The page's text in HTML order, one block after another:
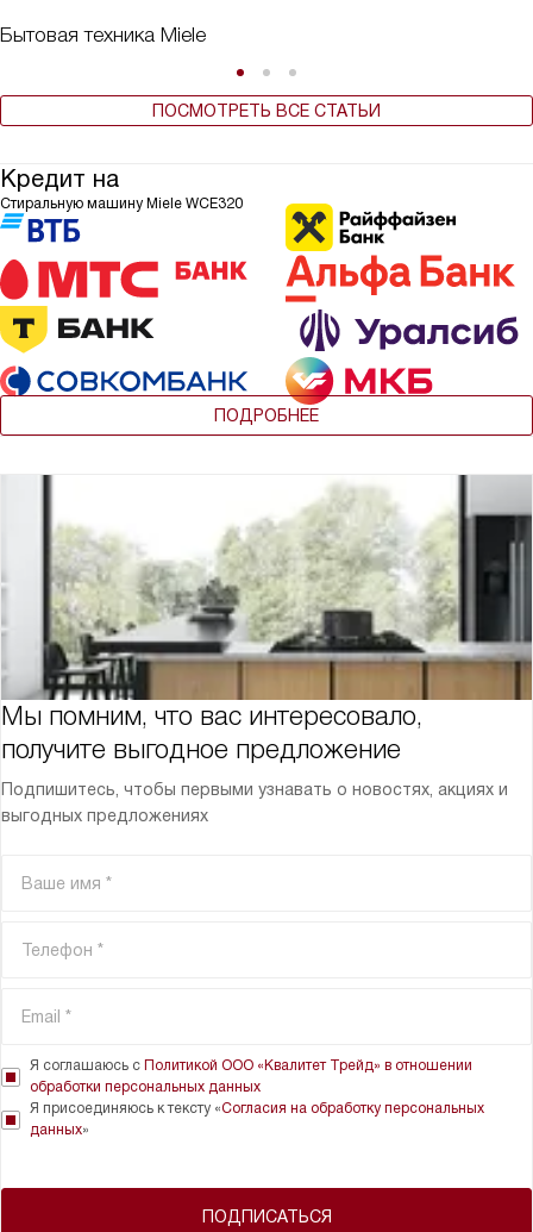
Бытовая техника Miele
ПОСМОТРЕТЬ ВСЕ СТАТЬИ
Кредит на
Стиральную машину Miele WCE320
ПОДРОБНЕЕ
Мы помним, что вас интересовало,
получите выгодное предложение
Подпишитесь, чтобы первыми узнавать о новостях, акциях и
выгодных предложениях
ПОДПИСАТЬСЯ
Я соглашаюсь с Политикой ООО «Квалитет Трейд» в отношении
обработки персональных данных
Я присоединяюсь к тексту «Согласия на обработку персональных
данных»